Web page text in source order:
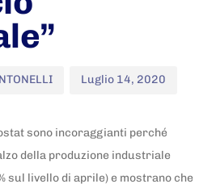
Luglio 14, 2020
sono incoraggianti perché
della produzione industriale
sul livello di aprile) e mostrano che